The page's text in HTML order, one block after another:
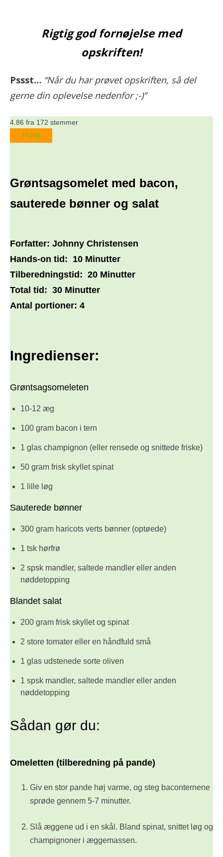
Rigtig god fornøjelse med
opskriften!
Pssst… “Når du har prøvet opskriften, så del
gerne din oplevelse nedenfor ;-)”
4.86 fra 172 stemmer
Print
Grøntsagsomelet med bacon,
sauterede bønner og salat
Forfatter: Johnny Christensen
Hands-on tid: 10 Minutter
Tilberedningstid: 20 Minutter
Total tid: 30 Minutter
Antal portioner: 4
Ingredienser:
Grøntsagsomeleten
10-12 æg
100 gram bacon i tern
1 glas champignon (eller rensede og snittede friske)
50 gram frisk skyllet spinat
1 lille løg
Sauterede bønner
300 gram haricots verts bønner (optøede)
1 tsk hørfrø
2 spsk mandler, saltede mandler eller anden
nøddetopping
Blandet salat
200 gram frisk skyllet og spinat
2 store tomater eller en håndfuld små
1 glas udstenede sorte oliven
1 spsk mandler, saltede mandler eller anden
nøddetopping
Sådan gør du:
Omeletten (tilberedning på pande)
Giv en stor pande høj varme, og steg baconternene
sprøde gennem 5-7 minutter.
Slå æggene ud i en skål. Bland spinat, snittet løg og
champignoner i æggemassen.